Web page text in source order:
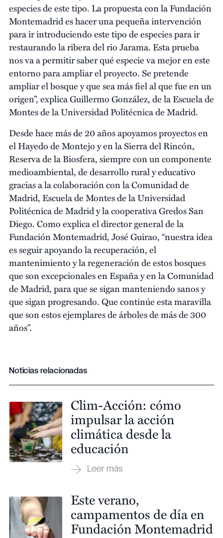
especies de este tipo. La propuesta con la Fundación
Montemadrid es hacer una pequeña intervención
para ir introduciendo este tipo de especies para ir
restaurando la ribera del rio Jarama. Esta prueba
nos va a permitir saber qué especie va mejor en este
entorno para ampliar el proyecto. Se pretende
ampliar el bosque y que sea más fiel al que fue en un
origen”, explica Guillermo González, de la Escuela de
Montes de la Universidad Politécnica de Madrid.
Desde hace más de 20 años apoyamos proyectos en
el Hayedo de Montejo y en la Sierra del Rincón,
Reserva de la Biosfera, siempre con un componente
medioambiental, de desarrollo rural y educativo
gracias a la colaboración con la Comunidad de
Madrid, Escuela de Montes de la Universidad
Politécnica de Madrid y la cooperativa Gredos San
Diego. Como explica el director general de la
Fundación Montemadrid, José Guirao, “nuestra idea
es seguir apoyando la recuperación, el
mantenimiento y la regeneración de estos bosques
que son excepcionales en España y en la Comunidad
de Madrid, para que se sigan manteniendo sanos y
que sigan progresando. Que continúe esta maravilla
que son estos ejemplares de árboles de más de 300
años”.
Noticias relacionadas
Clim-Acción: cómo
impulsar la acción
climática desde la
educación
Este verano,
campamentos de día en
Fundación Montemadrid